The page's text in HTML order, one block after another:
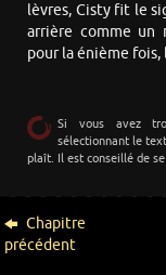
lèvres, Cisty fit le
arrière comme un
pour la énième
Si vous avez
sélectionnant le
plaît. Il est conseillé de
Chapitre
précédent